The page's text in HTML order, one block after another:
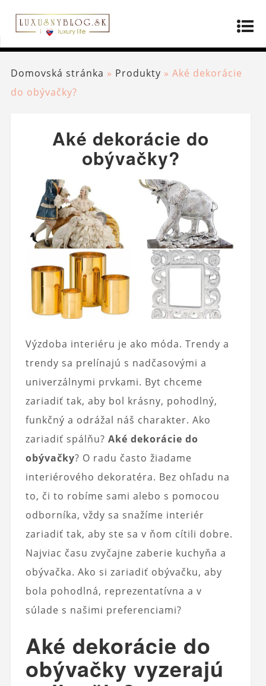
Domovská stránka » Produkty » Aké dekorácie
do obývačky?
Aké dekorácie do
obývačky?
Výzdoba interiéru je ako móda. Trendy a
trendy sa prelínajú s nadčasovými a
univerzálnymi prvkami. Byt chceme
zariadiť tak, aby bol krásny, pohodlný,
funkčný a odrážal náš charakter. Ako
zariadiť spálňu? Aké dekorácie do
obývačky? O radu často žiadame
interiérového dekoratéra. Bez ohľadu na
to, či to robíme sami alebo s pomocou
odborníka, vždy sa snažíme interiér
zariadiť tak, aby ste sa v ňom cítili dobre.
Najviac času zvyčajne zaberie kuchyňa a
obývačka. Ako si zariadiť obývačku, aby
bola pohodlná, reprezentatívna a v
súlade s našimi preferenciami?
Aké dekorácie do
obývačky vyzerajú